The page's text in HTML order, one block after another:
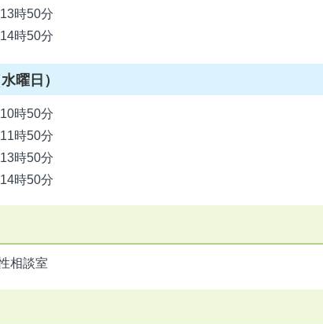
時50分
時50分
曜日）
時50分
時50分
時50分
時50分
相談室